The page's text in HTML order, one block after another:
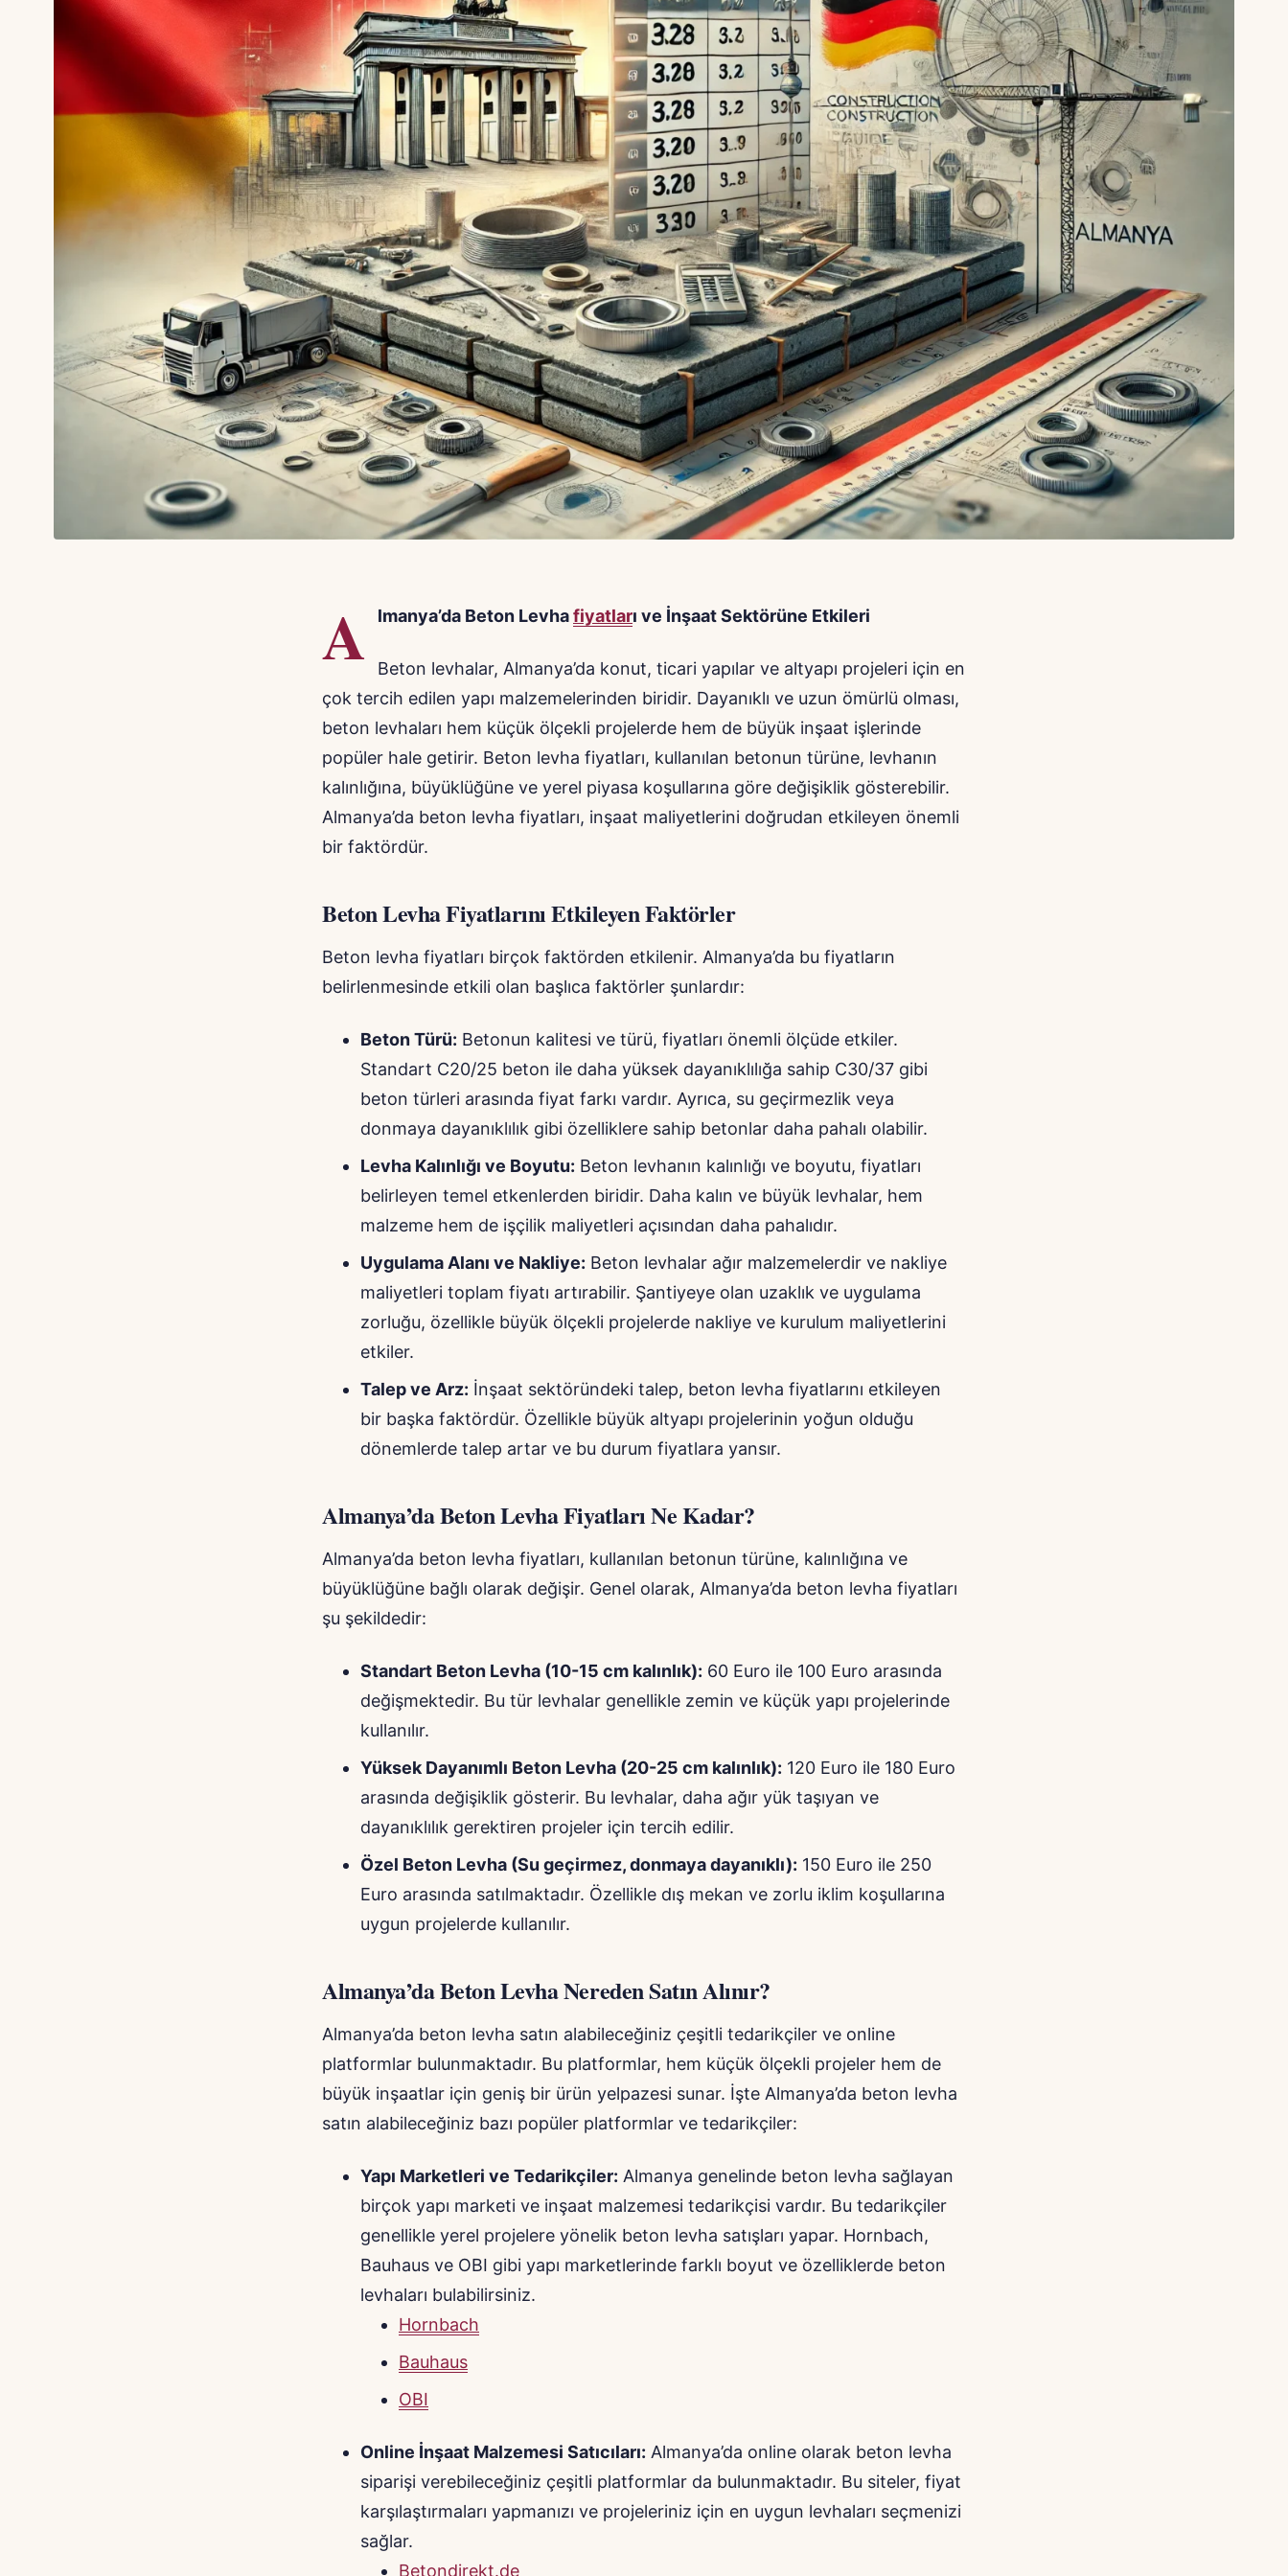
A lmanya’da Beton Levhafiyatları ve İnşaat Sektörüne Etkileri
Beton levhalar, Almanya’da konut, ticari yapılar ve altyapı projeleri için en
çok tercih edilen yapı malzemelerinden biridir. Dayanıklı ve uzun ömürlü olması,
beton levhaları hem küçük ölçekli projelerde hem de büyük inşaat işlerinde
popüler hale getirir. Beton levha fiyatları, kullanılan betonun türüne, levhanın
kalınlığına, büyüklüğüne ve yerel piyasa koşullarına göre değişiklik gösterebilir.
Almanya’da beton levha fiyatları, inşaat maliyetlerini doğrudan etkileyen önemli
bir faktördür.
Beton Levha Fiyatlarını Etkileyen Faktörler
Beton levha fiyatları birçok faktörden etkilenir. Almanya’da bu fiyatların
belirlenmesinde etkili olan başlıca faktörler şunlardır:
Beton Türü: Betonun kalitesi ve türü, fiyatları önemli ölçüde etkiler.
Standart C20/25 beton ile daha yüksek dayanıklılığa sahip C30/37 gibi
beton türleri arasında fiyat farkı vardır. Ayrıca, su geçirmezlik veya
donmaya dayanıklılık gibi özelliklere sahip betonlar daha pahalı olabilir.
Levha Kalınlığı ve Boyutu: Beton levhanın kalınlığı ve boyutu, fiyatları
belirleyen temel etkenlerden biridir. Daha kalın ve büyük levhalar, hem
malzeme hem de işçilik maliyetleri açısından daha pahalıdır.
Uygulama Alanı ve Nakliye: Beton levhalar ağır malzemelerdir ve nakliye
maliyetleri toplam fiyatı artırabilir. Şantiyeye olan uzaklık ve uygulama
zorluğu, özellikle büyük ölçekli projelerde nakliye ve kurulum maliyetlerini
etkiler.
Talep ve Arz: İnşaat sektöründeki talep, beton levha fiyatlarını etkileyen
bir başka faktördür. Özellikle büyük altyapı projelerinin yoğun olduğu
dönemlerde talep artar ve bu durum fiyatlara yansır.
Almanya’da Beton Levha Fiyatları Ne Kadar?
Almanya’da beton levha fiyatları, kullanılan betonun türüne, kalınlığına ve
büyüklüğüne bağlı olarak değişir. Genel olarak, Almanya’da beton levha fiyatları
şu şekildedir:
Standart Beton Levha (10-15 cm kalınlık): 60 Euro ile 100 Euro arasında
değişmektedir. Bu tür levhalar genellikle zemin ve küçük yapı projelerinde
kullanılır.
Yüksek Dayanımlı Beton Levha (20-25 cm kalınlık): 120 Euro ile 180 Euro
arasında değişiklik gösterir. Bu levhalar, daha ağır yük taşıyan ve
dayanıklılık gerektiren projeler için tercih edilir.
Özel Beton Levha (Su geçirmez, donmaya dayanıklı): 150 Euro ile 250
Euro arasında satılmaktadır. Özellikle dış mekan ve zorlu iklim koşullarına
uygun projelerde kullanılır.
Almanya’da Beton Levha Nereden Satın Alınır?
Almanya’da beton levha satın alabileceğiniz çeşitli tedarikçiler ve online
platformlar bulunmaktadır. Bu platformlar, hem küçük ölçekli projeler hem de
büyük inşaatlar için geniş bir ürün yelpazesi sunar. İşte Almanya’da beton levha
satın alabileceğiniz bazı popüler platformlar ve tedarikçiler:
Yapı Marketleri ve Tedarikçiler: Almanya genelinde beton levha sağlayan
birçok yapı marketi ve inşaat malzemesi tedarikçisi vardır. Bu tedarikçiler
genellikle yerel projelere yönelik beton levha satışları yapar. Hornbach,
Bauhaus ve OBI gibi yapı marketlerinde farklı boyut ve özelliklerde beton
levhaları bulabilirsiniz.
Hornbach
Bauhaus
OBI
Online İnşaat Malzemesi Satıcıları: Almanya’da online olarak beton levha
siparişi verebileceğiniz çeşitli platformlar da bulunmaktadır. Bu siteler, fiyat
karşılaştırmaları yapmanızı ve projeleriniz için en uygun levhaları seçmenizi
sağlar.
Betondirekt.de